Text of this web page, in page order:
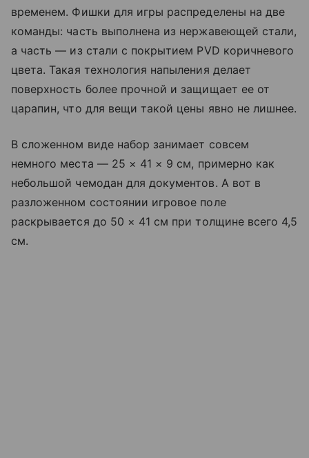
временем. Фишки для игры распределены на две
команды: часть выполнена из нержавеющей стали,
а часть — из стали с покрытием PVD коричневого
цвета. Такая технология напыления делает
поверхность более прочной и защищает ее от
царапин, что для вещи такой цены явно не лишнее.
В сложенном виде набор занимает совсем
немного места — 25 × 41 × 9 см, примерно как
небольшой чемодан для документов. А вот в
разложенном состоянии игровое поле
раскрывается до 50 × 41 см при толщине всего 4,5
см.